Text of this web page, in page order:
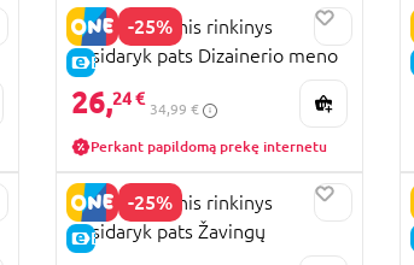
-25%
E-KAINA
STMT kūrybinis rinkinys
pasidaryk pats Dizainerio meno
studija, 201083
26,24 €
34,99 €
Perkant papildomą prekę internetu
-25%
E-KAINA
STMT kūrybinis rinkinys
pasidaryk pats Žavingų
papuošalų kūrimas, 233045